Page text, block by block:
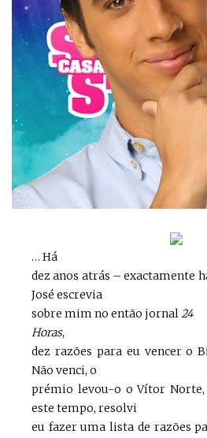
… Há
dez anos atrás – exactamente
José escrevia
sobre mim no então jornal24
Horas,
dez razões para eu vencer o
Não venci, o
prémio levou-o o Vítor Norte,
este tempo, resolvi
eu fazer uma lista de razões